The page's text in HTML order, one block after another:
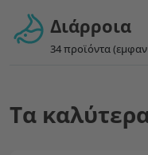
Διάρροια
34 προϊόντα
Τα